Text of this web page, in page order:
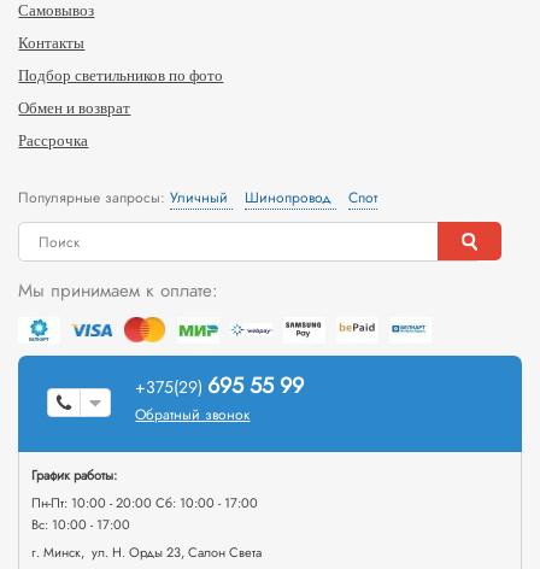
Самовывоз
Контакты
Подбор светильников по фото
Обмен и возврат
Рассрочка
Популярные запросы:Уличный Шинопровод Спот
Мы принимаем к оплате:
+375(29) 695 55 99
Обратный звонок
График работы:
Пн-Пт: 10:00 - 20:00 Сб: 10:00 - 17:00
Вс: 10:00 - 17:00
г. Минск, ул. Н. Орды 23, Салон Света